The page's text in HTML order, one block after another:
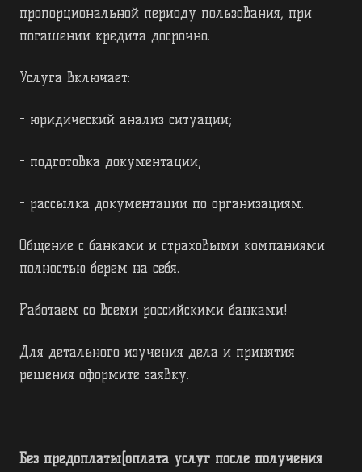
пропорциональной периоду пользования, при
погашении кредита досрочно.
Услуга включает:
- юридический анализ ситуации;
- подготовка документации;
- рассылка документации по организациям.
Общение с банками и страховыми компаниями
полностью берем на себя.
Работаем со всеми российскими банками!
Для детального изучения дела и принятия
решения оформите заявку.
Без предоплаты[оплата услуг после получения